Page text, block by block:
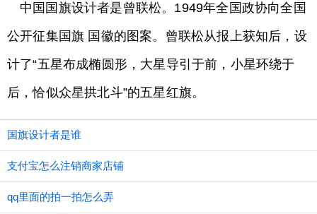
中国国旗设计者是曾联松。1949年全国政协向全国
公开征集国旗 国徽的图案。曾联松从报上获知后，设
计了“五星布成椭圆形，大星导引于前，小星环绕于
后，恰似众星拱北斗”的五星红旗。
国旗设计者是谁
支付宝怎么注销商家店铺
qq里面的拍一拍怎么弄